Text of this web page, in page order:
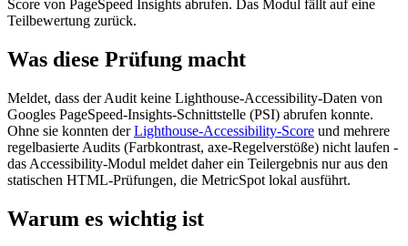
Score von PageSpeed Insights abrufen. Das Modul fällt auf eine
Teilbewertung zurück.
Was diese Prüfung macht
Meldet, dass der Audit keine Lighthouse-Accessibility-Daten von
Googles PageSpeed-Insights-Schnittstelle (PSI) abrufen konnte.
Ohne sie konnten derLighthouse-Accessibility-Score und mehrere
regelbasierte Audits (Farbkontrast, axe-Regelverstöße) nicht laufen -
das Accessibility-Modul meldet daher ein Teilergebnis nur aus den
statischen HTML-Prüfungen, die MetricSpot lokal ausführt.
Warum es wichtig ist